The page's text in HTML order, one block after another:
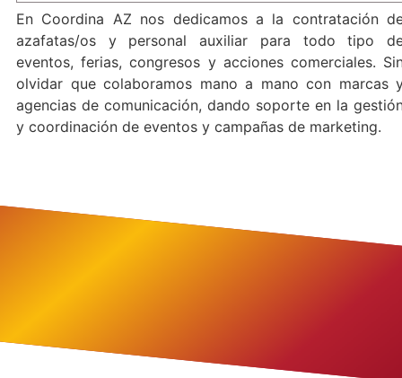
En Coordina AZ nos dedicamos a la contratación
azafatas/os y personal auxiliar para todo tipo
eventos, ferias, congresos y acciones comerciales.
olvidar que colaboramos mano a mano con marcas
agencias de comunicación, dando soporte en la
y coordinación de eventos y campañas de marketing.